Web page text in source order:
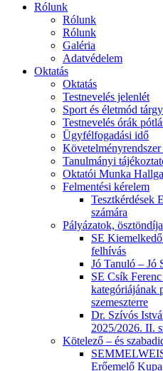
Rólunk
Rólunk
Rólunk
Galéria
Adatvédelem
Oktatás
Oktatás
Testnevelés jelenlét
Sport és életmód
Testnevelés órák
Ügyfélfogadási idő
Tanulmányi
Oktatói Munka
Felmentési kérelem
Tesztkérdések
számára
Pályázatok,
SE
felhívás
Jó Tanuló – Jó
SE Csík
kategóriájának
szemeszterre
Dr. Szívós
2025/2026. II.
Kötelező – és
Erőemelő